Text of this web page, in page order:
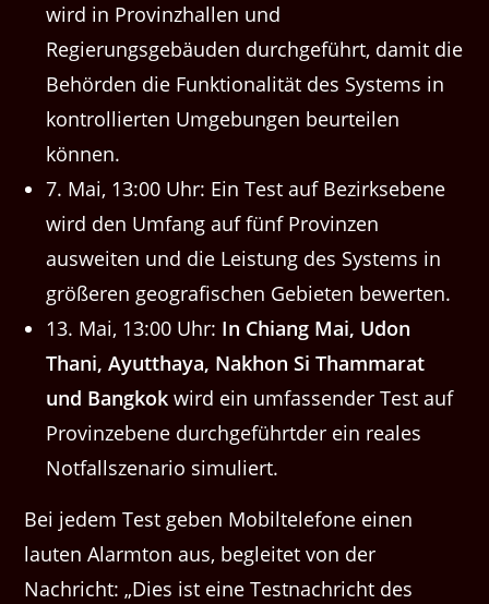
wird in Provinzhallen und
Regierungsgebäuden durchgeführt, damit die
Behörden die Funktionalität des Systems in
kontrollierten Umgebungen beurteilen
können.
7. Mai, 13:00 Uhr: Ein Test auf Bezirksebene
wird den Umfang auf fünf Provinzen
ausweiten und die Leistung des Systems in
größeren geografischen Gebieten bewerten.
13. Mai, 13:00 Uhr: In Chiang Mai, Udon
Thani, Ayutthaya, Nakhon Si Thammarat
und Bangkok wird ein umfassender Test auf
Provinzebene durchgeführtder ein reales
Notfallszenario simuliert.
Bei jedem Test geben Mobiltelefone einen
lauten Alarmton aus, begleitet von der
Nachricht: „Dies ist eine Testnachricht des